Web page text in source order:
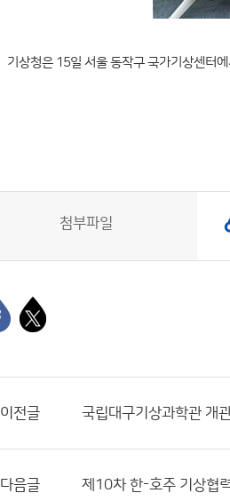
기상청은 15일 서울 동작구 국가기상센터
첨부파일
이전글 국립대구기상과학관 개
다음글 제10차 한-호주 기상협